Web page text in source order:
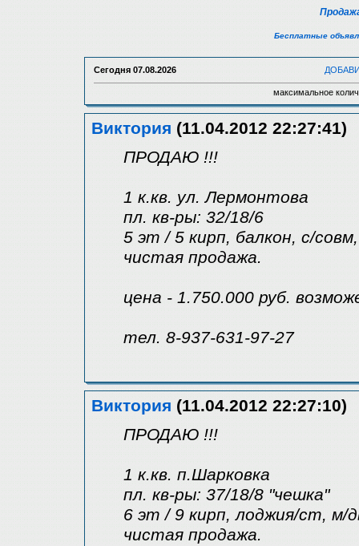
Бесплатные
Сегодня 07.08.2026
максимальное
Виктория (11.04.2012 22:27:41)
ПРОДАЮ !!!
1 к.кв. ул. Лермонтова
пл. кв-ры: 32/18/6
5 эт / 5 кирп, балкон, с/
чистая продажа.
цена - 1.750.000 руб.
тел. 8-937-631-97-27
Виктория (11.04.2012 22:27:10)
ПРОДАЮ !!!
1 к.кв. п.Шарковка
пл. кв-ры: 37/18/8 "чешка"
6 эт / 9 кирп, лоджия/ст,
чистая продажа.